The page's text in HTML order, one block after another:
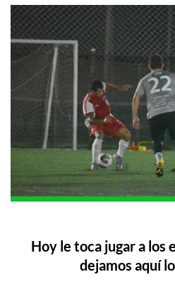
Hoy le toca jugar a los
dejamos aquí